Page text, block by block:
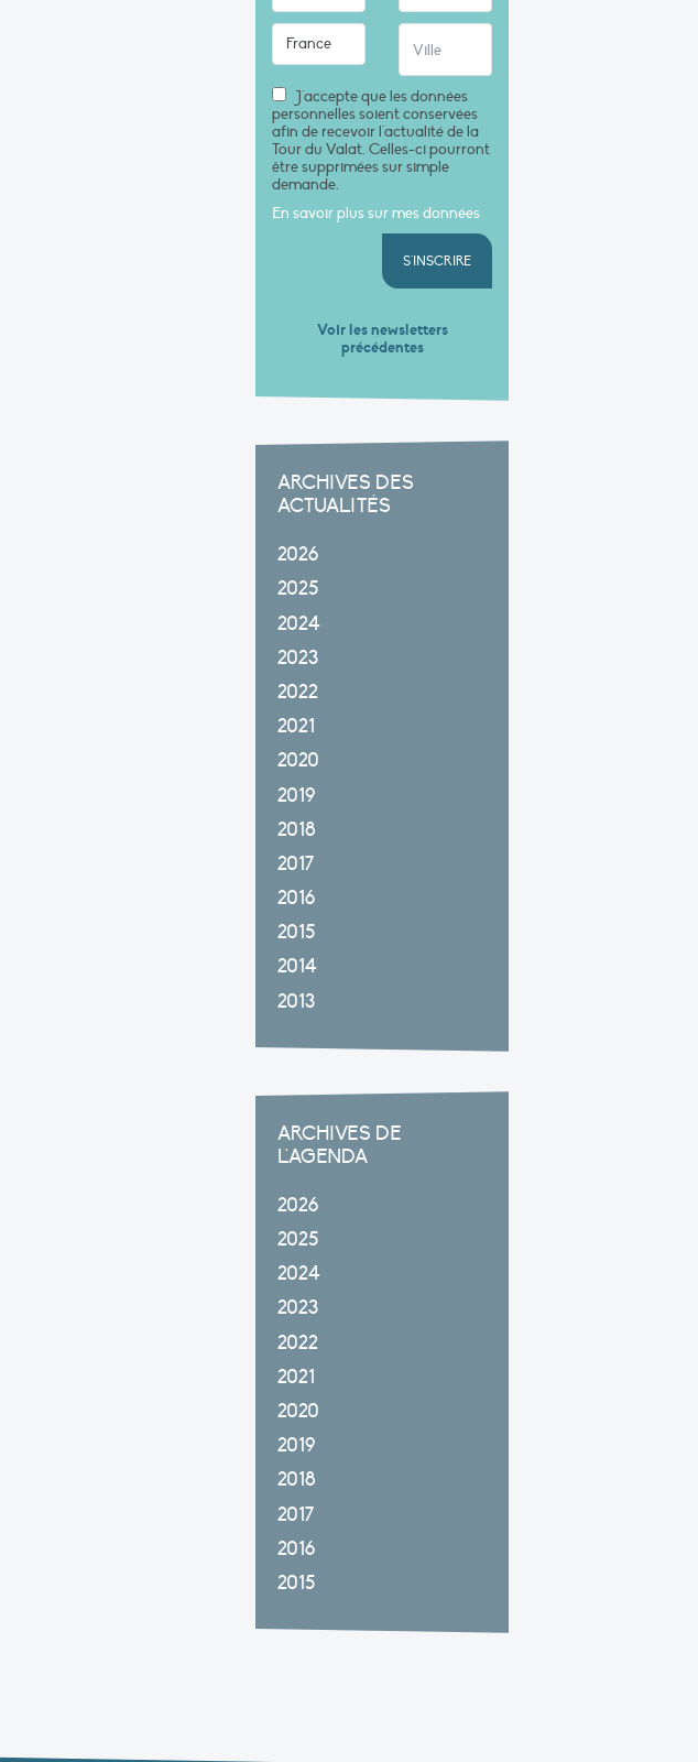
J'accepte que les données
personnelles soient conservées
afin de recevoir l'actualité de la
Tour du Valat. Celles-ci pourront
être supprimées sur simple
demande.
En savoir plus sur mes données
S'INSCRIRE
Voir les newsletters
précédentes
ARCHIVES DES
ACTUALITÉS
2026
2025
2024
2023
2022
2021
2020
2019
2018
2017
2016
2015
2014
2013
ARCHIVES DE
L'AGENDA
2026
2025
2024
2023
2022
2021
2020
2019
2018
2017
2016
2015